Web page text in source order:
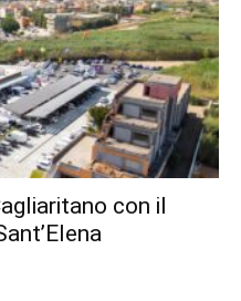
con il